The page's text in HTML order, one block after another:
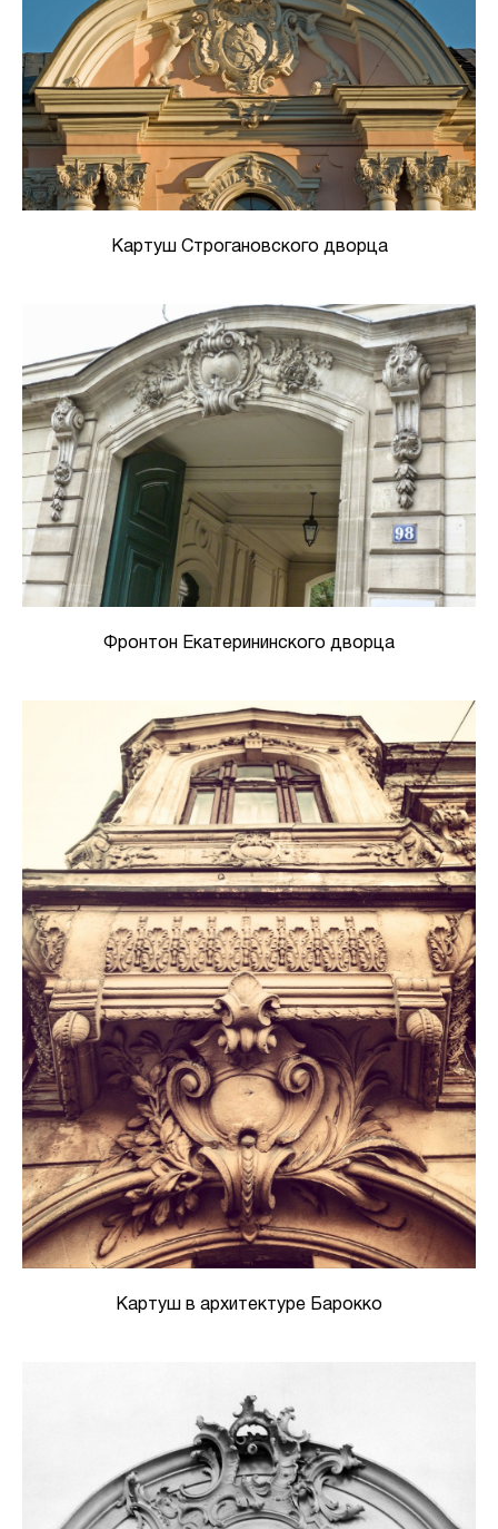
Картуш Строгановского дворца
Фронтон Екатерининского дворца
Картуш в архитектуре Барокко